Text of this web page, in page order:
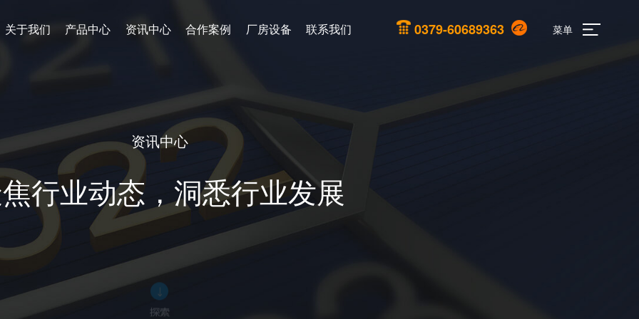
关于我们 产品中心 资讯中心 合作案例 厂房设备 联系我们 0379-60689363 菜单
资讯中心
行业动态，洞悉行业发展